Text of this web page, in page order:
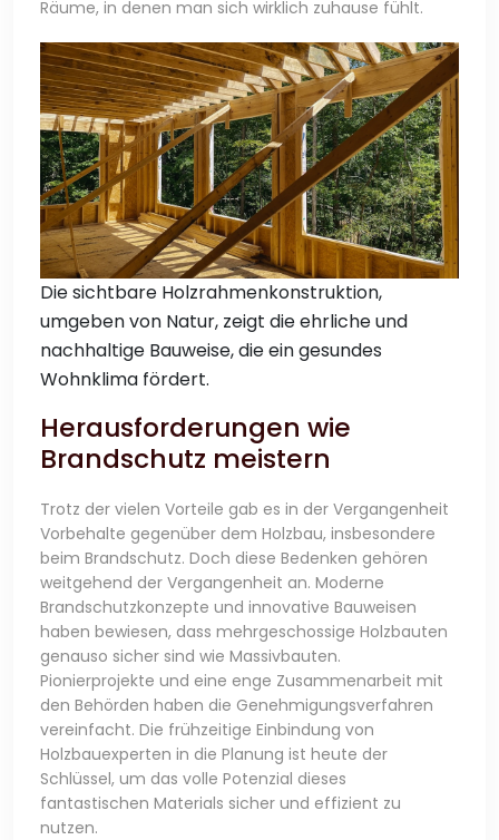
Räume, in denen man sich wirklich zuhause fühlt.
Die sichtbare Holzrahmenkonstruktion,
umgeben von Natur, zeigt die ehrliche und
nachhaltige Bauweise, die ein gesundes
Wohnklima fördert.
Herausforderungen wie
Brandschutz meistern
Trotz der vielen Vorteile gab es in der Vergangenheit
Vorbehalte gegenüber dem Holzbau, insbesondere
beim Brandschutz. Doch diese Bedenken gehören
weitgehend der Vergangenheit an. Moderne
Brandschutzkonzepte und innovative Bauweisen
haben bewiesen, dass mehrgeschossige Holzbauten
genauso sicher sind wie Massivbauten.
Pionierprojekte und eine enge Zusammenarbeit mit
den Behörden haben die Genehmigungsverfahren
vereinfacht. Die frühzeitige Einbindung von
Holzbauexperten in die Planung ist heute der
Schlüssel, um das volle Potenzial dieses
fantastischen Materials sicher und effizient zu
nutzen.